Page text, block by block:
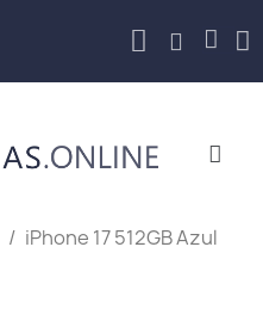
iPhone 17 512GB Azul